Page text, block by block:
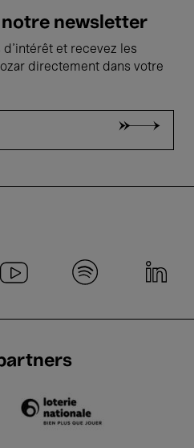
newsletter
d'intérêt et recevez les
directement dans votre